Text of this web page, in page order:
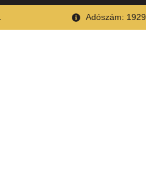
Adószám: